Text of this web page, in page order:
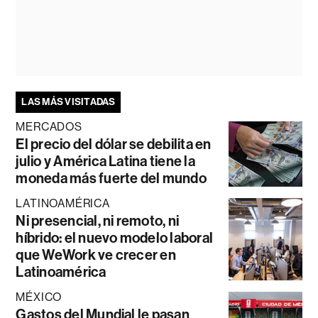
LAS MÁS VISITADAS
MERCADOS
El precio del dólar se debilita en
julio y América Latina tiene la
moneda más fuerte del mundo
LATINOAMÉRICA
Ni presencial, ni remoto, ni
híbrido: el nuevo modelo laboral
que WeWork ve crecer en
Latinoamérica
MÉXICO
Gastos del Mundial le pasan